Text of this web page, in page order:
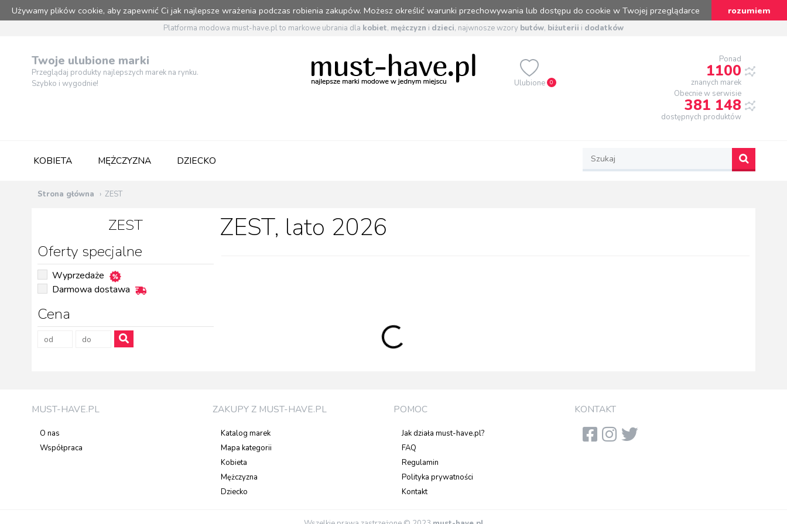
Używamy plików cookie, aby zapewnić Ci jak najlepsze wrażenia podczas robienia zakupów. Możesz określić warunki przechowywania lub dostępu do cookie w Twojej przeglądarce rozumiem
Platforma modowa must-have.pl to markowe ubrania dla kobiet, mężczyzn i dzieci, najwnosze wzory butów, biżuterii i dodatków
Twoje ulubione marki
Przeglądaj produkty najlepszych marek na rynku.
Szybko i wygodnie!
Ulubione 0
Ponad
1100
znanych marek
Obecnie w serwisie
381 148
dostępnych produktów
KOBIETA MĘŻCZYZNA DZIECKO
Strona główna ZEST
ZEST
Oferty specjalne
Wyprzedaże
Darmowa dostawa
Cena
ZEST, lato 2026
MUST-HAVE.PL
O nas
Współpraca
ZAKUPY Z MUST-HAVE.PL
Katalog marek
Mapa kategorii
Kobieta
Mężczyzna
Dziecko
POMOC
Jak działa must-have.pl?
FAQ
Regulamin
Polityka prywatności
Kontakt
KONTAKT